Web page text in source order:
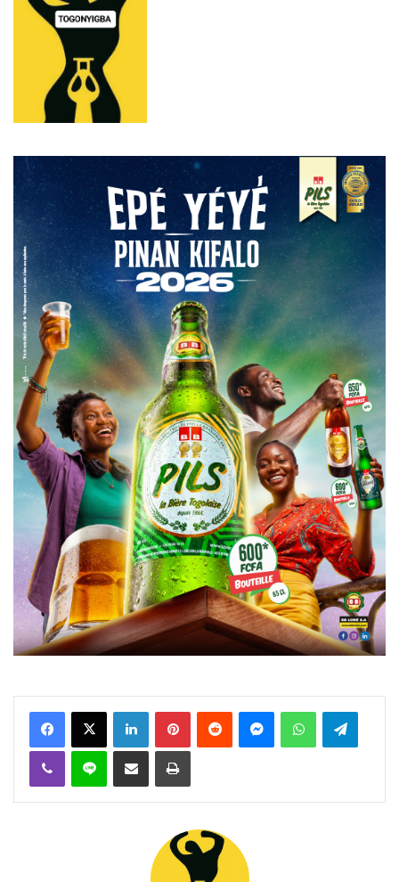
FacebookX Linkedin PinterestReddit MessengerWhatsAppTelegram
Viber Ligne Partager par email Imprimer